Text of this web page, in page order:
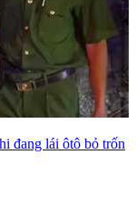
đang lái ôtô bỏ trốn